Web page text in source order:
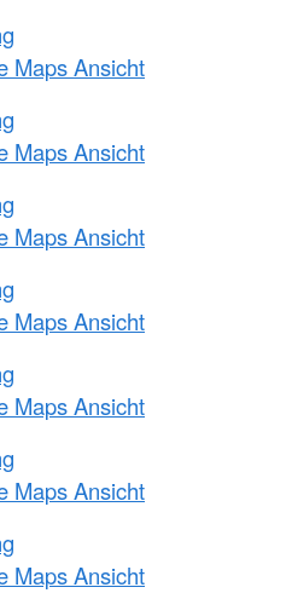
Maps Ansicht
Maps Ansicht
Maps Ansicht
Maps Ansicht
Maps Ansicht
Maps Ansicht
Maps Ansicht